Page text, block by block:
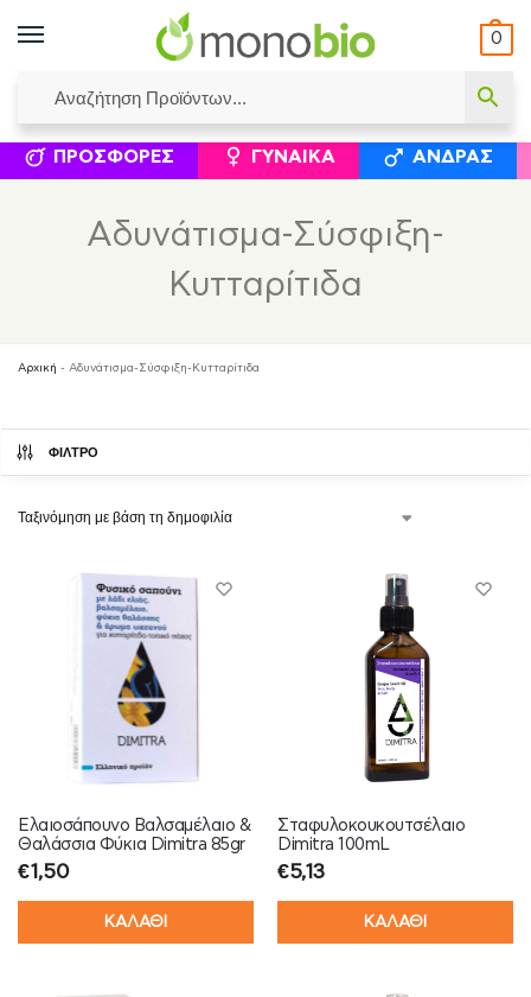
0
ΙΣΟΛΟΓΙΣΜΟΊ ΕΛΕΆΝΝΑ ΧΡΙΣΤΙΝΆΚΗ ΕΠΙΚΟΙΝΩΝΊΑ
ΣΥΜΠΛΗΡΏΜΑΤΑ ΔΙΑΤΡΟΦΉΣ ΦΥΣΙΚΆ
ΠΡΟΣΦΟΡΈΣ ΓΥΝΑΊΚΑ ΆΝΔΡΑΣ
Αδυνάτισμα-Σύσφιξη-
Κυτταρίτιδα
Αρχική - Αδυνάτισμα-Σύσφιξη-Κυτταρίτιδα
ΦΙΛΤΡΟ
Ελαιοσάπουνο Βαλσαμέλαιο &
Θαλάσσια Φύκια Dimitra 85gr
€1,50
ΚΑΛΑΘΙ
Σταφυλοκουκουτσέλαιο
Dimitra 100mL
€5,13
ΚΑΛΑΘΙ